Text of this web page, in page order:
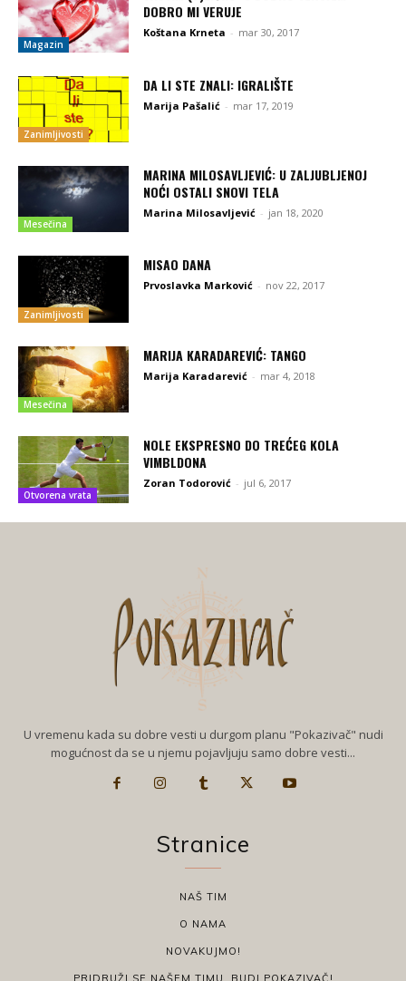
Magazin
DOBRO MI VERUJE
Koštana Krneta - mar 30, 2017
Zanimljivosti
DA LI STE ZNALI: IGRALIŠTE
Marija Pašalić - mar 17, 2019
Mesečina
MARINA MILOSAVLJEVIĆ: U ZALJUBLJENOJ
NOĆI OSTALI SNOVI TELA
Marina Milosavljević - jan 18, 2020
Zanimljivosti
MISAO DANA
Prvoslavka Marković - nov 22, 2017
Mesečina
MARIJA KARADAREVIĆ: TANGO
Marija Karadarević - mar 4, 2018
Otvorena vrata
NOLE EKSPRESNO DO TREĆEG KOLA
VIMBLDONA
Zoran Todorović - jul 6, 2017
U vremenu kada su dobre vesti u durgom planu "Pokazivač" nudi
mogućnost da se u njemu pojavljuju samo dobre vesti...
Stranice
NAŠ TIM
O NAMA
NOVAKUJMO!
PRIDRUŽI SE NAŠEM TIMU, BUDI POKAZIVAČ!